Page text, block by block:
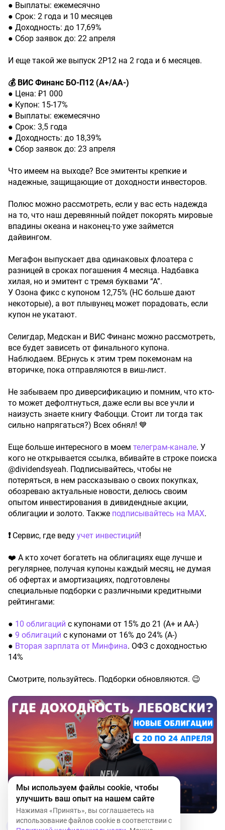
● Выплаты: ежемесячно
● Срок: 2 года и 10 месяцев
● Доходность: до 17,69%
● Сбор заявок до: 22 апреля
И еще такой же выпуск 2Р12 на 2 года и 6 месяцев.
💰 ВИС Финанс БО-П12 (А+/АА-)
● Цена: ₽1 000
● Купон: 15-17%
● Выплаты: ежемесячно
● Срок: 3,5 года
● Доходность: до 18,39%
● Сбор заявок до: 23 апреля
Что имеем на выходе? Все эмитенты крепкие и
надежные, защищающие от доходности инвесторов.
Полюс можно рассмотреть, если у вас есть надежда
на то, что наш деревянный пойдет покорять мировые
впадины океана и наконец-то уже займется
дайвингом.
Мегафон выпускает два одинаковых флоатера с
разницей в сроках погашения 4 месяца. Надбавка
хилая, но и эмитент с тремя буквами “А”.
У Озона фикс с купоном 12,75% (НС больше дают
некоторые), а вот плывунец может порадовать, если
купон не укатают.
Селигдар, Медскан и ВИС Финанс можно рассмотреть,
все будет зависеть от финального купона.
Наблюдаем. ВЕрнусь к этим трем покемонам на
вторичке, пока отправляются в виш-лист.
Не забываем про диверсификацию и помним, что кто-
то может дефолтнуться, даже если вы все учли и
наизусть знаете книгу Фабоцци. Стоит ли тогда так
сильно напрягаться?) Всех обнял! 💙
Еще больше интересного в моем телеграм-канале. У
кого не открывается ссылка, вбивайте в строке поиска
@dividendsyeah. Подписывайтесь, чтобы не
потеряться, в нем рассказываю о своих покупках,
обозреваю актуальные новости, делюсь своим
опытом инвестирования в дивидендные акции,
облигации и золото. Также подписывайтесь на MAX.
❗ Сервис, где веду учет инвестиций!
❤️ А кто хочет богатеть на облигациях еще лучше и
регулярнее, получая купоны каждый месяц, не думая
об офертах и амортизациях, подготовлены
специальные подборки с различными кредитными
рейтингами:
● 10 облигаций с купонами от 15% до 21 (А+ и АА-)
● 9 облигаций с купонами от 16% до 24% (А-)
● Вторая зарплата от Минфина. ОФЗ с доходностью
14%
Смотрите, пользуйтесь. Подборки обновляются. 😉
Мы используем файлы cookie, чтобы
улучшить ваш опыт на нашем сайте
Нажимая «Принять», вы соглашаетесь на
использование файлов cookie в соответствии с